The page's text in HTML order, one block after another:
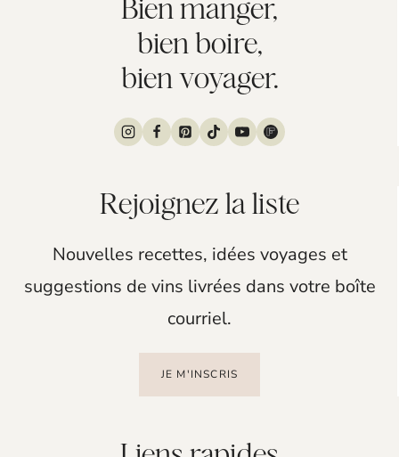
Bien manger,
bien boire,
bien voyager.
Rejoignez la liste
Nouvelles recettes, idées voyages et
suggestions de vins livrées dans votre boîte
courriel.
JE M'INSCRIS